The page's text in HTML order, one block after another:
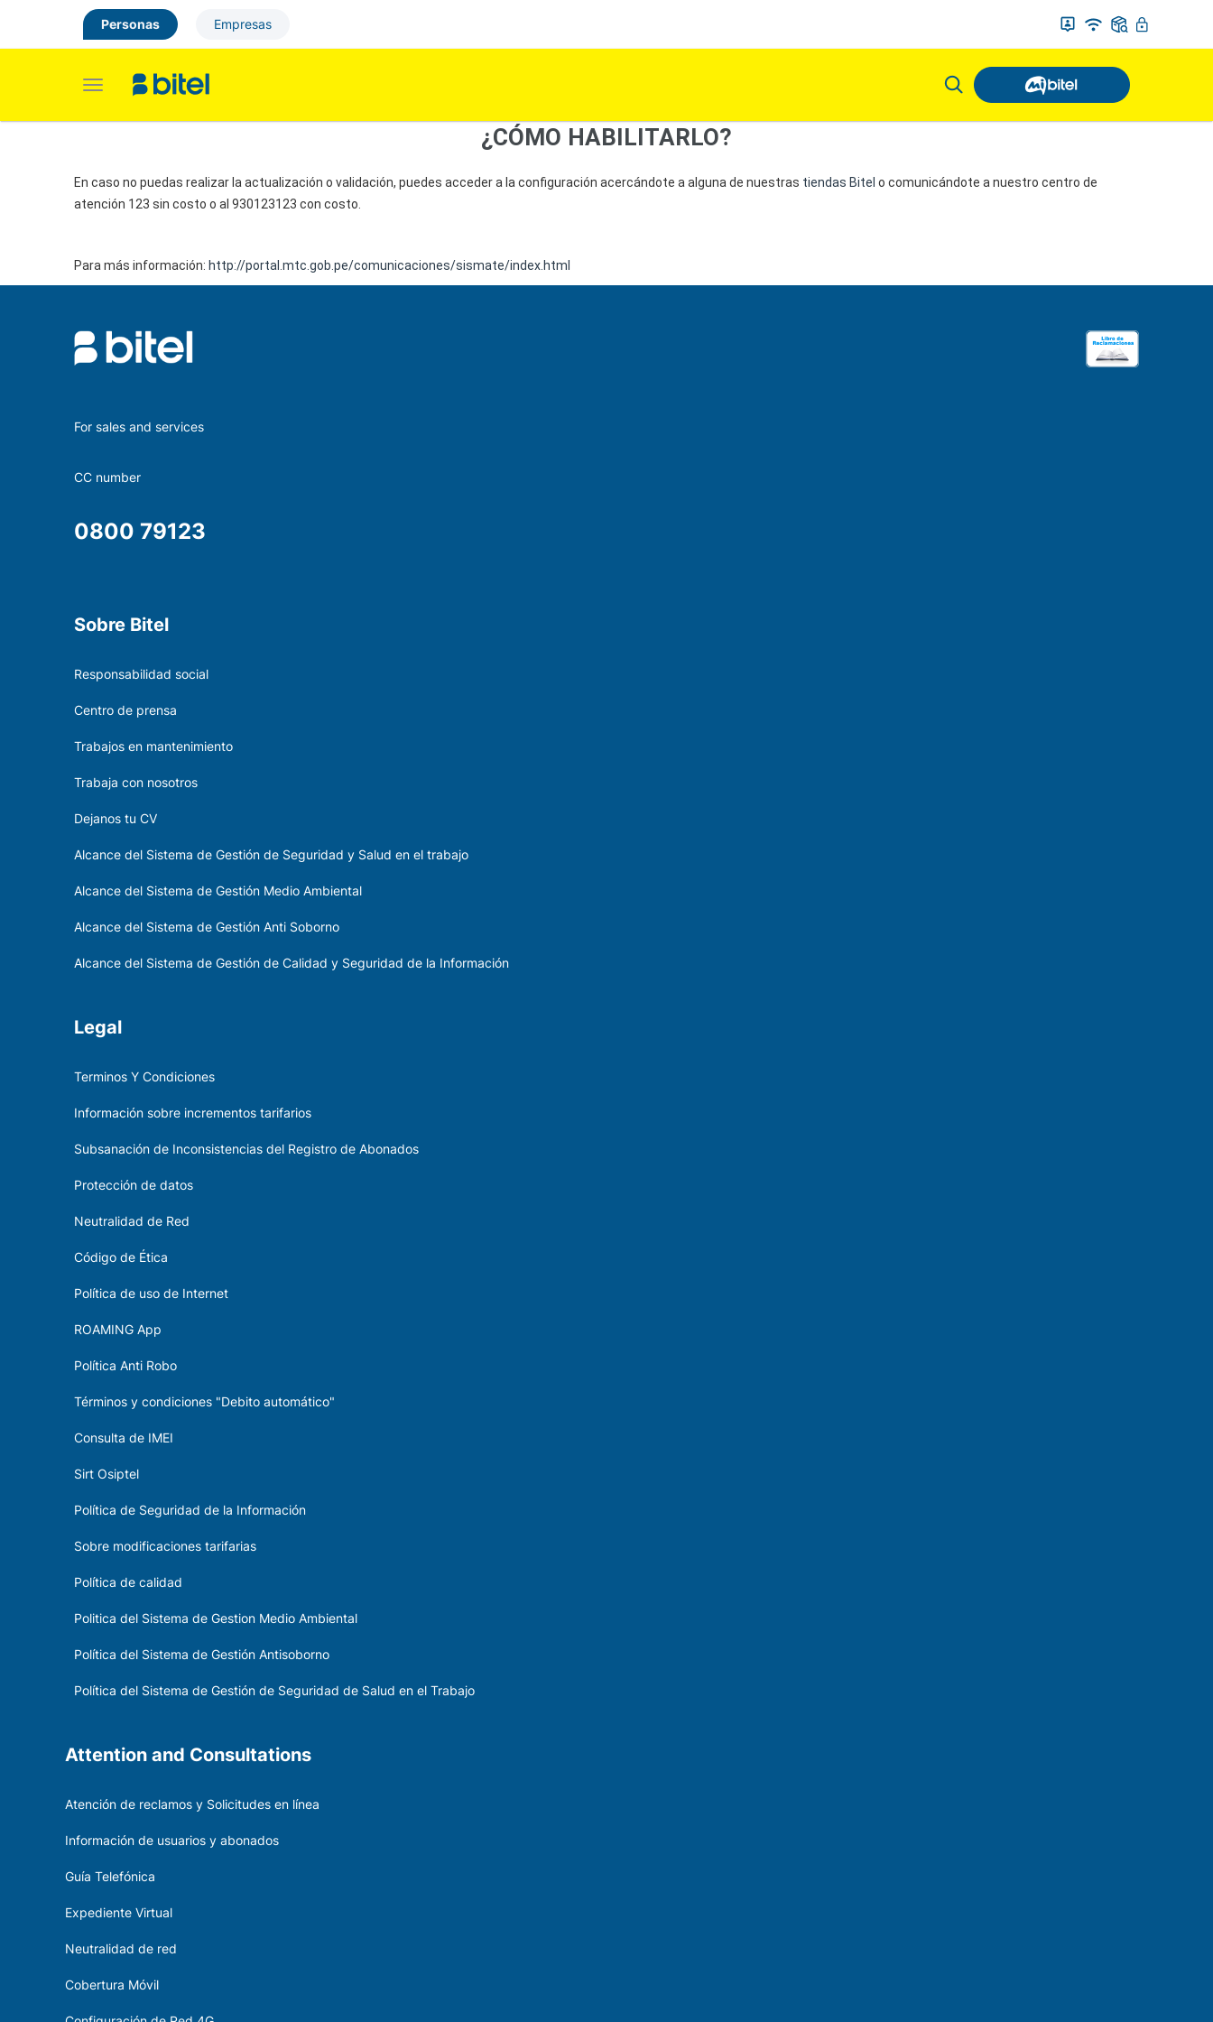
Personas Empresas
Toggle
¿CÓMO HABILITARLO?
En caso no puedas realizar la actualización o validación, puedes acceder a la configuración acercándote a alguna de nuestras tiendas Bitel o comunicándote a nuestro centro de
atención 123 sin costo o al 930123123 con costo.
Para más información: http://portal.mtc.gob.pe/comunicaciones/sismate/index.html
For sales and services
CC number
0800 79123
Sobre Bitel
Responsabilidad social
Centro de prensa
Trabajos en mantenimiento
Trabaja con nosotros
Dejanos tu CV
Alcance del Sistema de Gestión de Seguridad y Salud en el trabajo
Alcance del Sistema de Gestión Medio Ambiental
Alcance del Sistema de Gestión Anti Soborno
Alcance del Sistema de Gestión de Calidad y Seguridad de la Información
Legal
Terminos Y Condiciones
Información sobre incrementos tarifarios
Subsanación de Inconsistencias del Registro de Abonados
Protección de datos
Neutralidad de Red
Código de Ética
Política de uso de Internet
ROAMING App
Política Anti Robo
Términos y condiciones "Debito automático"
Consulta de IMEI
Sirt Osiptel
Política de Seguridad de la Información
Sobre modificaciones tarifarias
Política de calidad
Politica del Sistema de Gestion Medio Ambiental
Política del Sistema de Gestión Antisoborno
Política del Sistema de Gestión de Seguridad de Salud en el Trabajo
Attention and Consultations
Atención de reclamos y Solicitudes en línea
Información de usuarios y abonados
Guía Telefónica
Expediente Virtual
Neutralidad de red
Cobertura Móvil